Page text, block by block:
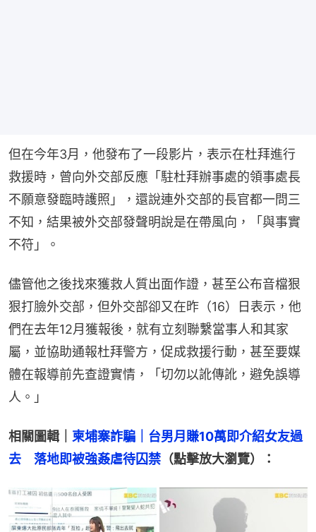
但在今年3月，他發布了一段影片，表示在杜拜進行
救援時，曾向外交部反應「駐杜拜辦事處的領事處長
不願意發臨時護照」，還說連外交部的長官都一問三
不知，結果被外交部發聲明說是在帶風向，「與事實
不符」。
儘管他之後找來獲救人質出面作證，甚至公布音檔狠
狠打臉外交部，但外交部卻又在昨（16）日表示，他
們在去年12月獲報後，就有立刻聯繫當事人和其家
屬，並協助通報杜拜警方，促成救援行動，甚至要媒
體在報導前先查證實情，「切勿以訛傳訛，避免誤導
人。」
相關圖輯｜ 柬埔寨詐騙｜台男月賺10萬即介紹女友過
去　落地即被強姦虐待囚禁 （點擊放大瀏覽）：